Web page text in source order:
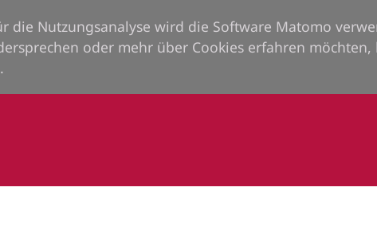
die Nutzungsanalyse wird die Software Matomo
oder mehr über Cookies erfahren möchten,
.